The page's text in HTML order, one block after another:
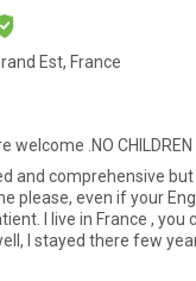
Est, France
welcome .NO CHILDREN
and comprehensive but
please, even if your
I live in France , you
I stayed there few